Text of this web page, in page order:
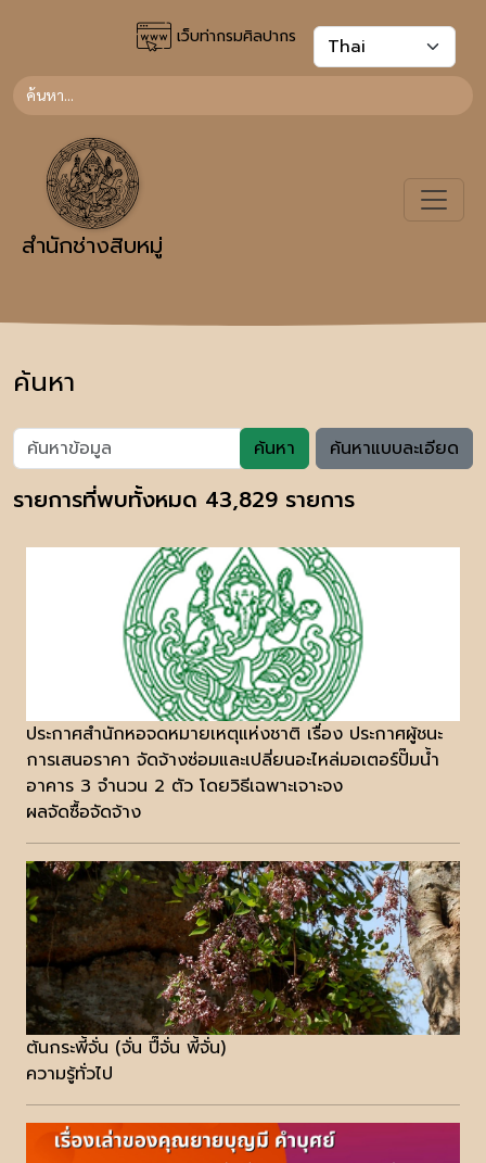
เว็บท่ากรมศิลปากร
สำนักช่างสิบหมู่
ค้นหา
ค้นหา ค้นหาแบบละเอียด
รายการที่พบทั้งหมด 43,829 รายการ
ประกาศสำนักหอจดหมายเหตุแห่งชาติ เรื่อง ประกาศผู้ชนะ
การเสนอราคา จัดจ้างซ่อมและเปลี่ยนอะไหล่มอเตอร์ปั๊มน้ำ
อาคาร 3 จำนวน 2 ตัว โดยวิธีเฉพาะเจาะจง
ผลจัดซื้อจัดจ้าง
ต้นกระพี้จั่น (จั่น ปี๊จั่น พี้จั่น)
ความรู้ทั่วไป